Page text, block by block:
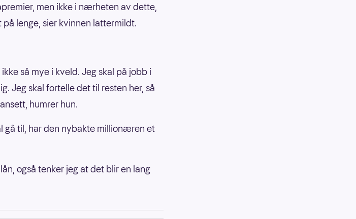
men ikke i nærheten av dette,
lenge, sier kvinnen lattermildt.
så mye i kveld. Jeg skal på jobb i
Jeg skal fortelle det til resten her, så
humrer hun.
gå til, har den nybakte millionæren et
også tenker jeg at det blir en lang